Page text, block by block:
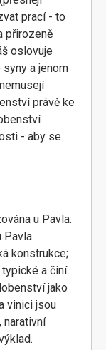
prací - to
přirozeně
oslovuje
a jenom
právě ke
- aby se
u Pavla.
Pavla
konstrukce;
a činí
jako
vinici jsou
narativní